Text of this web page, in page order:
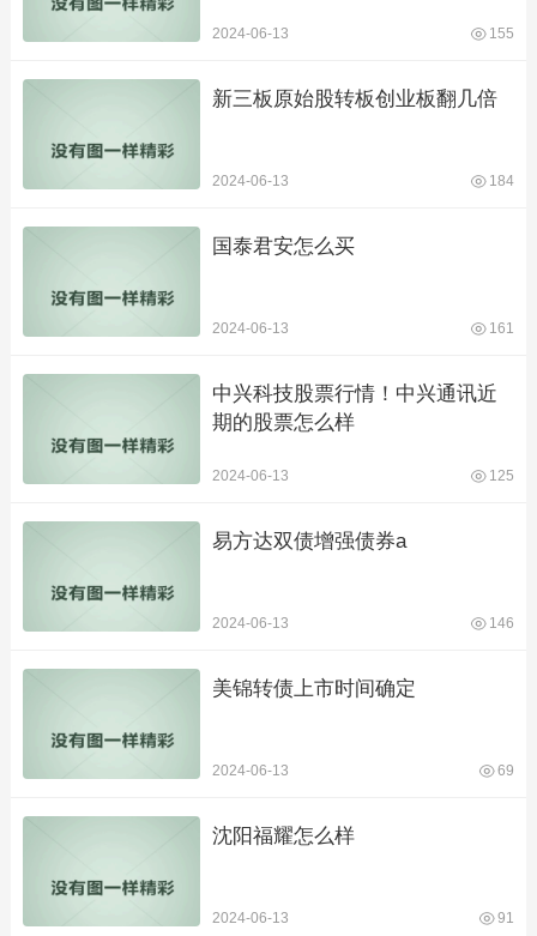
2024-06-13 155
新三板原始股转板创业板翻几倍
2024-06-13 184
国泰君安怎么买
2024-06-13 161
中兴科技股票行情！中兴通讯近
期的股票怎么样
2024-06-13 125
易方达双债增强债券a
2024-06-13 146
美锦转债上市时间确定
2024-06-13 69
沈阳福耀怎么样
2024-06-13 91